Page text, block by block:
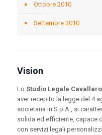
Ottobre 2010
Settembre 2010
Vision
Lo Studio Legale
aver recepito la legge del 4
societaria in S.p.A., si
solida ed efficiente, capace
con servizi legali